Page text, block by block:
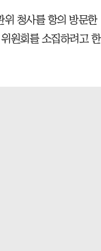
위 청사를 항의 방문한
원회를 소집하려고 한